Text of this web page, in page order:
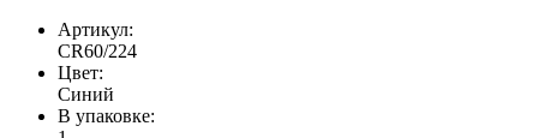
Артикул:
CR60/224
Цвет:
Синий
В упаковке: